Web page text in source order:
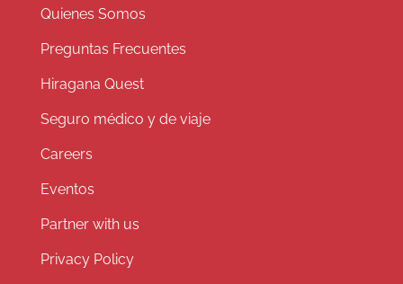
Quienes Somos
Preguntas Frecuentes
Hiragana Quest
Seguro médico y de viaje
Careers
Eventos
Partner with us
Privacy Policy